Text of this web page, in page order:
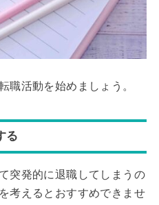
職活動を始めましょう。
る
突発的に退職してしまうの
考えるとおすすめできませ